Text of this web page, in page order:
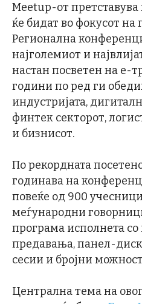
Meetup-от
ќе бидат во фокусот на
Регионална
најголемиот и
настан посветен на е-
години по ред ги
индустријата,
финтек секторот,
и бизнисот.
По рекордната
годинава на
повеќе од 900
меѓународни
програма исполнета
предавања, панел-
сесии и бројни
Централна тема на